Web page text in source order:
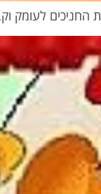
לעומק